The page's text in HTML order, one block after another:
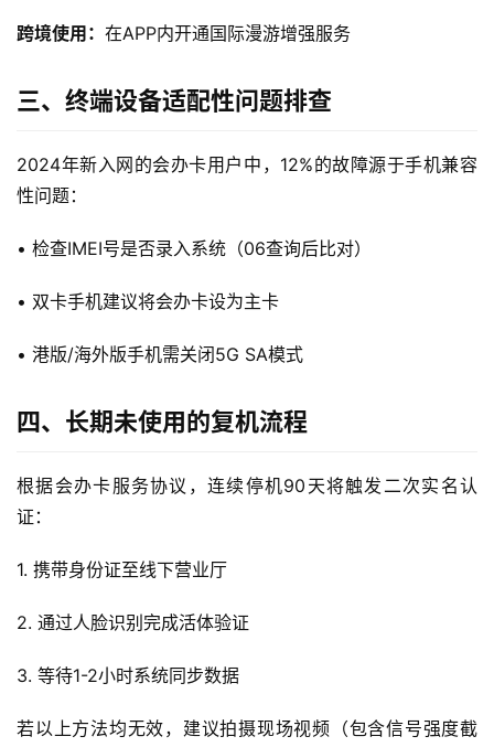
首
卡
宽
身
F
快
多
面
跨境使用： 在APP内开通国际漫游增强服务
三、终端设备适配性问题排查
2024年新入网的会办卡用户中，12%的故障源于手机兼容
性问题：
• 检查IMEI号是否录入系统（06查询后比对）
• 双卡手机建议将会办卡设为主卡
• 港版/海外版手机需关闭5G SA模式
四、长期未使用的复机流程
根据会办卡服务协议，连续停机90天将触发二次实名认
证：
1. 携带身份证至线下营业厅
2. 通过人脸识别完成活体验证
3. 等待1-2小时系统同步数据
若以上方法均无效，建议拍摄现场视频（包含信号强度截